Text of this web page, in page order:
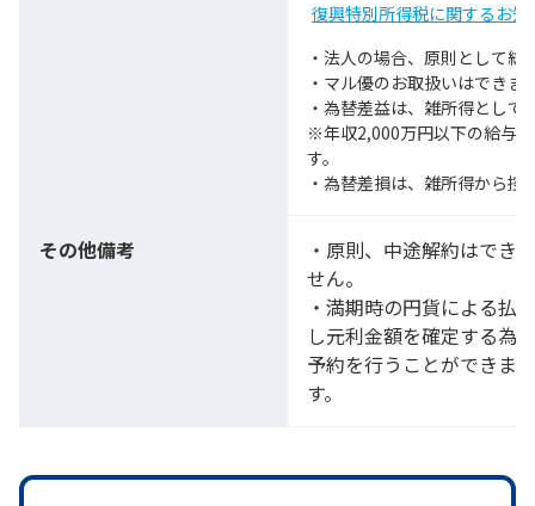
復興特別所得税に関するお知
・法人の場合、原則として
・マル優のお取扱いはできま
・為替差益は、雑所得として
※年収2,000万円以下の給与
す。
・為替差損は、雑所得から
その他備考
・原則、中途解約はできま
せん。
・満期時の円貨による払戻
し元利金額を確定する為替
予約を行うことができま
す。